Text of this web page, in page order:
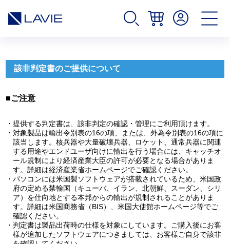
該非判定書のご提供について
■ご注意
・提供する判定書は、該非判定の確認・管理にご利用頂けます。
・対象製品は輸出令別表の16の項、または、外為令別表の16の項に
該当します。核兵器や大量破壊兵器、ロケット、通常兵器に関連
する用途やエンドユーザ向けに輸出を行う場合には、キャッチオ
ール規制により経済産業大臣の許可が必要となる場合がありま
す。詳細は経済産業省ホームページでご確認ください。
・パソコンには米国製ソフトウェアが搭載されているため、米国政
府の定める禁輸国（キューバ、イラン、北朝鮮、スーダン、シリ
ア）を仕向地とする本邦からの輸出が規制されることがありま
す。詳細は米国商務省（BIS）、米国大使館ホームページ等でご
確認ください。
・判定書は製品出荷時の仕様を対象にしています。ご購入後にお客
様が追加したソフトウェアにつきましては、お客様ご自身で該非